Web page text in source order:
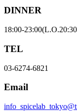
DINNER
18:00-
TEL
03-6274-6821
Email